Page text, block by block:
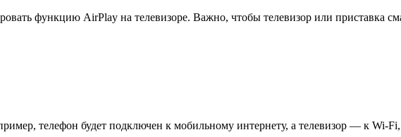
функцию AirPlay на телевизоре. Важно, чтобы телевизор или приставка
телефон будет подключен к мобильному интернету, а телевизор — к Wi-Fi,